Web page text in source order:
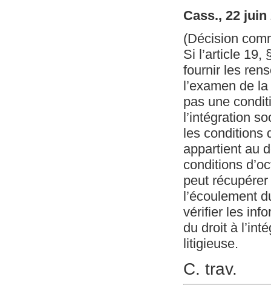
Cass., 22 juin
(Décision
Si l’article 19,
fournir les
l’examen de
pas une
l’intégration
les conditions
appartient au
conditions
peut
l’écoulement
vérifier les
du droit à
litigieuse.
C. trav.